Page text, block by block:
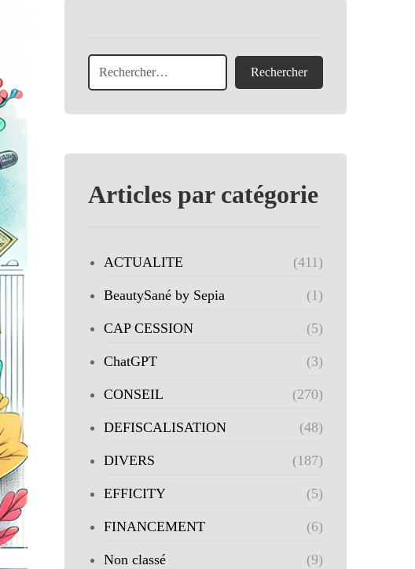
Articles par catégorie
ACTUALITE (411)
BeautySané by Sepia (1)
CAP CESSION (5)
ChatGPT (3)
CONSEIL (270)
DEFISCALISATION (48)
DIVERS (187)
EFFICITY (5)
FINANCEMENT (6)
Non classé (9)